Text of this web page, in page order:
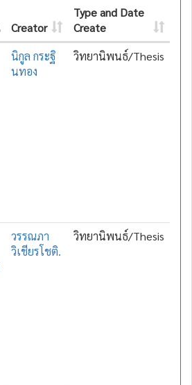
Creator
Type and Date
Create
นิกูล กระฐิ
นทอง
วิทยานิพนธ์/Thesis
วรรณภา
วิเชียรโชติ.
วิทยานิพนธ์/Thesis